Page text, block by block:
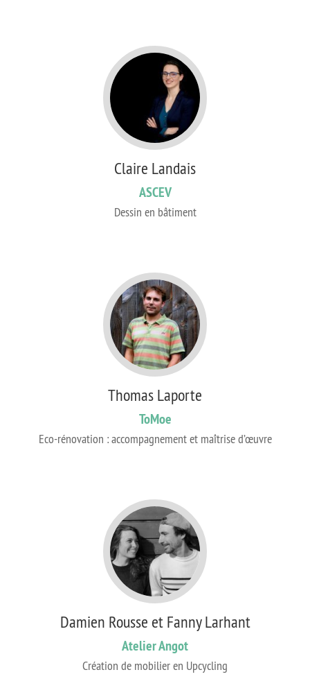
Claire Landais
ASCEV
Dessin en bâtiment
Thomas Laporte
ToMoe
Eco-rénovation : accompagnement et maîtrise d’œuvre
Damien Rousse et Fanny Larhant
Atelier Angot
Création de mobilier en Upcycling